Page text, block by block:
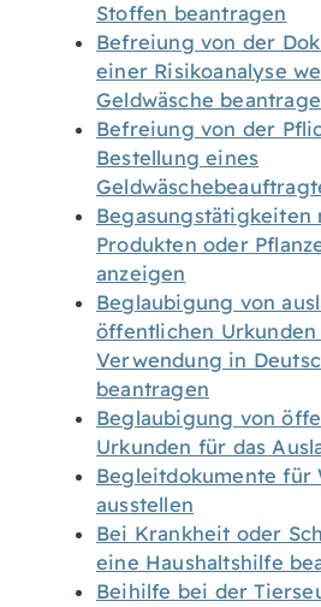
Stoffen beantragen
Befreiung von der
einer Risikoanalyse
Geldwäsche
Befreiung von der
Bestellung eines
Begasungstätigkeiten
Produkten oder
anzeigen
Beglaubigung von
öffentlichen Urkunden
Verwendung in
beantragen
Beglaubigung von
Urkunden für das
Begleitdokumente für
ausstellen
Bei Krankheit oder
eine Haushaltshilfe
Beihilfe bei der